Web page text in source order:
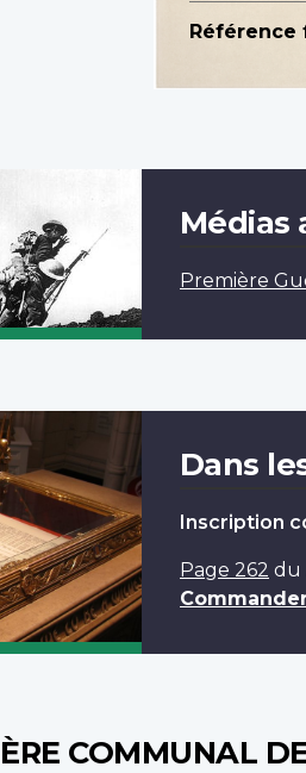
Référence
Médias
Première
Dans
Inscription
Page 262 du
COMMUNAL